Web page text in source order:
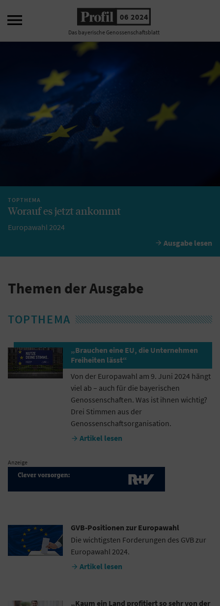
 06 2024
Das bayerische Genossenschaftsblatt
TOPTHEMA
Worauf es jetzt ankommt
Europawahl 2024
 Ausgabe lesen
Themen der Ausgabe
TOPTHEMA
„Brauchen eine EU, die Unternehmen
Freiheiten lässt“
Von der Europawahl am 9. Juni 2024 hängt
viel ab – auch für die bayerischen
Genossenschaften. Was ist ihnen wichtig?
Drei Stimmen aus der
Genossenschaftsorganisation.
 Artikel lesen
Anzeige
GVB-Positionen zur Europawahl
Die wichtigsten Forderungen des GVB zur
Europawahl 2024.
 Artikel lesen
„Kaum ein Land profitiert so sehr von der